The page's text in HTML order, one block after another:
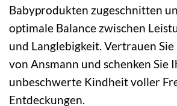
Babyprodukten zugeschnitten
optimale Balance zwischen
und Langlebigkeit. Vertrauen
von Ansmann und schenken Sie
unbeschwerte Kindheit voller
Entdeckungen.